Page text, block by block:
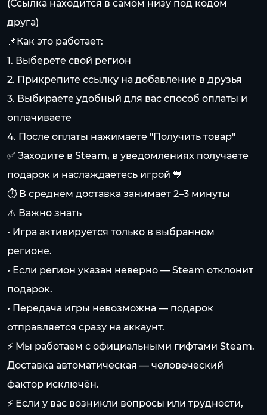
(Ссылка находится в самом низу под кодом
друга)
📌Как это работает:
1. Выберете свой регион
2. Прикрепите ссылку на добавление в друзья
3. Выбираете удобный для вас способ оплаты и
оплачиваете
4. После оплаты нажимаете "Получить товар"
✅ Заходите в Steam, в уведомлениях получаете
подарок и наслаждаетесь игрой 💙
⏱️ В среднем доставка занимает 2–3 минуты
⚠️ Важно знать
• Игра активируется только в выбранном
регионе.
• Если регион указан неверно — Steam отклонит
подарок.
• Передача игры невозможна — подарок
отправляется сразу на аккаунт.
⚡️ Мы работаем с официальными гифтами Steam.
Доставка автоматическая — человеческий
фактор исключён.
⚡️ Если у вас возникли вопросы или трудности,